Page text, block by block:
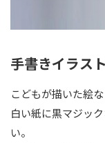
手書きイラス
こどもが描いた絵
白い紙に黒マジッ
い。